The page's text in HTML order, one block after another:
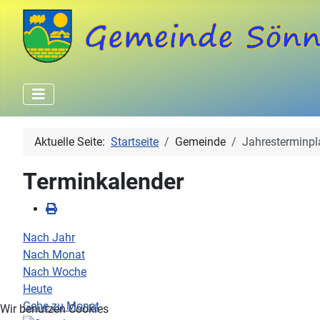
Aktuelle Seite: Startseite Gemeinde
Terminkalender
Nach Jahr
Nach Monat
Nach Woche
Heute
Gehe zu Monat
Wir benutzen Cookies